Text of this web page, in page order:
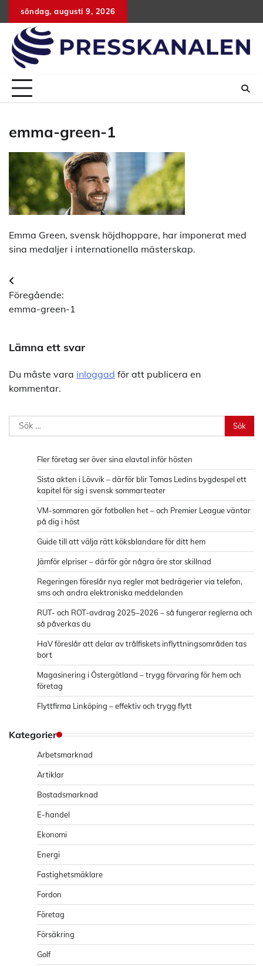
Hoppa
till
innehåll
söndag, augusti 9, 2026
emma-green-1
Emma Green, svensk höjdhoppare, har imponerat med
sina medaljer i internationella mästerskap.
Inläggsnavigering
Föregående:
emma-green-1
Lämna ett svar
Du måste vara inloggad för att publicera en
kommentar.
Sök
efter:
Fler företag ser över sina elavtal inför hösten
Sista akten i Lövvik – därför blir Tomas Ledins bygdespel ett
kapitel för sig i svensk sommarteater
VM-sommaren gör fotbollen het – och Premier League väntar
på dig i höst
Guide till att välja rätt köksblandare för ditt hem
Jämför elpriser – därför gör några öre stor skillnad
Regeringen föreslår nya regler mot bedrägerier via telefon,
sms och andra elektroniska meddelanden
RUT- och ROT-avdrag 2025–2026 – så fungerar reglerna och
så påverkas du
HaV föreslår att delar av trålfiskets inflyttningsområden tas
bort
Magasinering i Östergötland – trygg förvaring för hem och
företag
Flyttfirma Linköping – effektiv och trygg flytt
Kategorier
Arbetsmarknad
Artiklar
Bostadsmarknad
E-handel
Ekonomi
Energi
Fastighetsmäklare
Fordon
Företag
Försäkring
Golf